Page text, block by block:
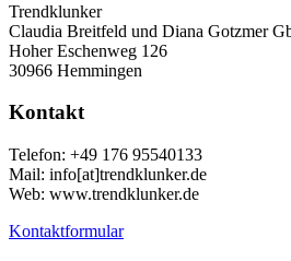
Trendklunker
Claudia Breitfeld und Diana Gotzmer
Hoher Eschenweg 126
30966 Hemmingen
Kontakt
Telefon: +49 176 95540133
Mail: info[at]trendklunker.de
Web: www.trendklunker.de
Kontaktformular